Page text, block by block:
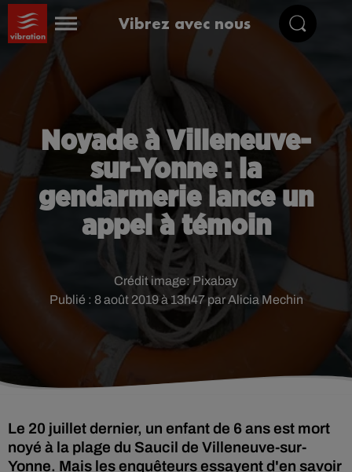
Vibrez avec nous
Noyade à Villeneuve-
sur-Yonne : la
gendarmerie lance un
appel à témoin
Publié : 8 août 2019 à 13h47 par Alicia Mechin
Crédit image: Pixabay
Le 20 juillet dernier, un enfant de 6 ans est mort
noyé à la plage du Saucil de Villeneuve-sur-
Yonne. Mais les enquêteurs essayent d'en savoir